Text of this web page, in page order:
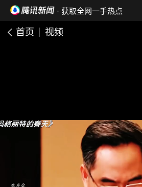
· 获取全网一手热点
首页 视频